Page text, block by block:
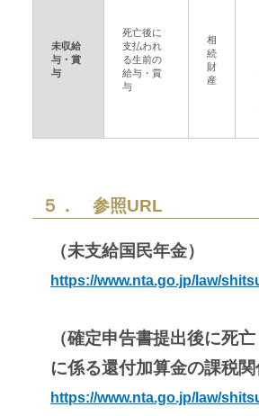
未収給
与・賞
与
死亡後に
支払われ
る生前の
給与・賞
与
相
続
財
産
５． 参照URL
（未支給国民年金）
https://www.nta.go.jp/law/
（確定申告書提出後に死
に係る還付加算金の課税関
https://www.nta.go.jp/law/